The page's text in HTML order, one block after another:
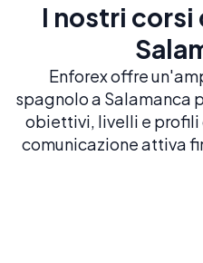
I nostri corsi
Enforex offre
spagnolo a Salamanca
obiettivi, livelli e profili
comunicazione attiva